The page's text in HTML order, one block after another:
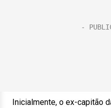
Inicialmente, o ex-capitão